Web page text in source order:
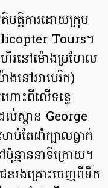
តិបត្តិការដោយក្រុម
Tours។
ើរនៅម៉ោងប្រហែល
នៅអាមេរិក)
ោះពីលើទន្លេ
ស្ពាន George
ប់តែដាំក្បាលធ្លាក់
ន្មាននាទីក្រោយ។
នរងគ្រោះចេញពីទឹក